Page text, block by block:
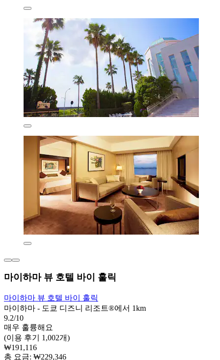
마이하마 뷰 호텔 바이 훌릭
마이하마 뷰 호텔 바이 훌릭
마이하마 - 도쿄 디즈니 리조트®에서 1km
9.2/10
매우 훌륭해요
(이용 후기 1,002개)
₩191,116
총 요금: ₩229,346